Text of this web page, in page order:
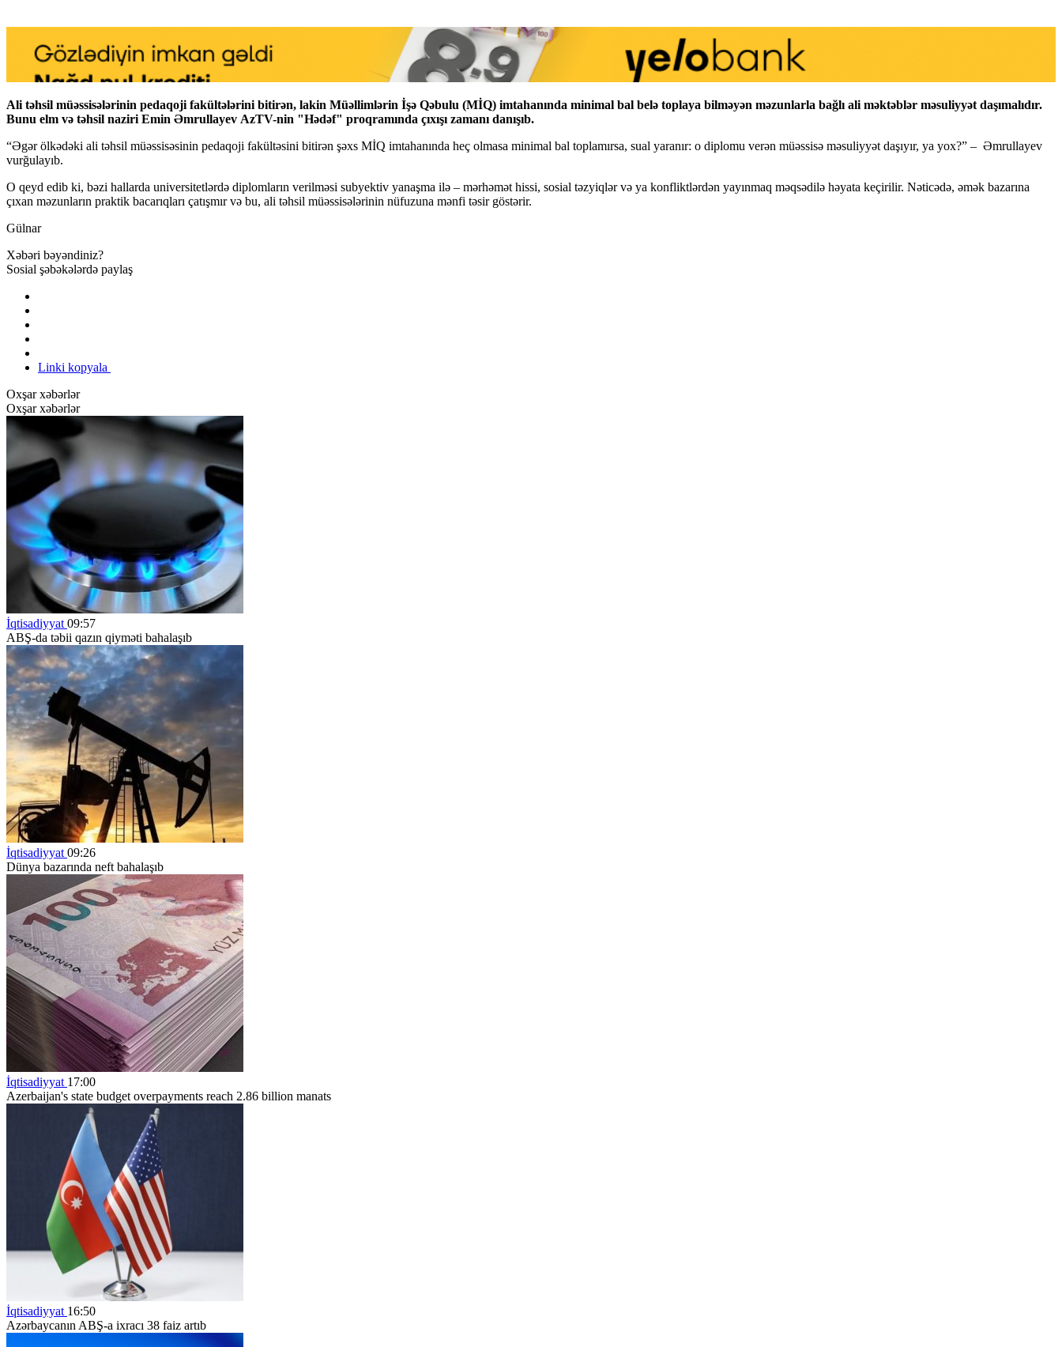
Ali təhsil müəssisələrinin pedaqoji fakültələrini bitirən, lakin Müəllimlərin İşə Qəbulu (MİQ) imtahanında minimal bal belə toplaya bilməyən məzunlarla bağlı ali məktəblər məsuliyyət daşımalıdır.
Bunu elm və təhsil naziri Emin Əmrullayev AzTV-nin "Hədəf" proqramında çıxışı zamanı danışıb.
“Əgər ölkədəki ali təhsil müəssisəsinin pedaqoji fakültəsini bitirən şəxs MİQ imtahanında heç olmasa minimal bal toplamırsa, sual yaranır: o diplomu verən müəssisə məsuliyyət daşıyır, ya yox?” – Əmrullayev
vurğulayıb.
O qeyd edib ki, bəzi hallarda universitetlərdə diplomların verilməsi subyektiv yanaşma ilə – mərhəmət hissi, sosial təzyiqlər və ya konfliktlərdən yayınmaq məqsədilə həyata keçirilir. Nəticədə, əmək bazarına
çıxan məzunların praktik bacarıqları çatışmır və bu, ali təhsil müəssisələrinin nüfuzuna mənfi təsir göstərir.
Gülnar
Xəbəri bəyəndiniz?
Sosial şəbəkələrdə paylaş
Linki kopyala
Oxşar xəbərlər
Oxşar xəbərlər
İqtisadiyyat 09:57
ABŞ-da təbii qazın qiyməti bahalaşıb
İqtisadiyyat 09:26
Dünya bazarında neft bahalaşıb
İqtisadiyyat 17:00
Azerbaijan's state budget overpayments reach 2.86 billion manats
İqtisadiyyat 16:50
Azərbaycanın ABŞ-a ixracı 38 faiz artıb